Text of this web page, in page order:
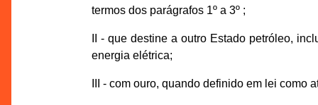
termos dos parágrafos 1º a 3º ;
II - que destine a outro Estado petróleo,
energia elétrica;
III - com ouro, quando definido em lei como